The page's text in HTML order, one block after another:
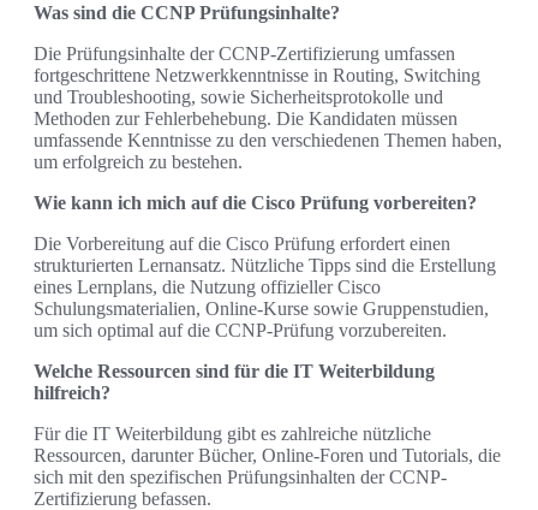
Was sind die CCNP Prüfungsinhalte?
Die Prüfungsinhalte der CCNP-Zertifizierung umfassen
fortgeschrittene Netzwerkkenntnisse in Routing, Switching
und Troubleshooting, sowie Sicherheitsprotokolle und
Methoden zur Fehlerbehebung. Die Kandidaten müssen
umfassende Kenntnisse zu den verschiedenen Themen haben,
um erfolgreich zu bestehen.
Wie kann ich mich auf die Cisco Prüfung vorbereiten?
Die Vorbereitung auf die Cisco Prüfung erfordert einen
strukturierten Lernansatz. Nützliche Tipps sind die Erstellung
eines Lernplans, die Nutzung offizieller Cisco
Schulungsmaterialien, Online-Kurse sowie Gruppenstudien,
um sich optimal auf die CCNP-Prüfung vorzubereiten.
Welche Ressourcen sind für die IT Weiterbildung
hilfreich?
Für die IT Weiterbildung gibt es zahlreiche nützliche
Ressourcen, darunter Bücher, Online-Foren und Tutorials, die
sich mit den spezifischen Prüfungsinhalten der CCNP-
Zertifizierung befassen.